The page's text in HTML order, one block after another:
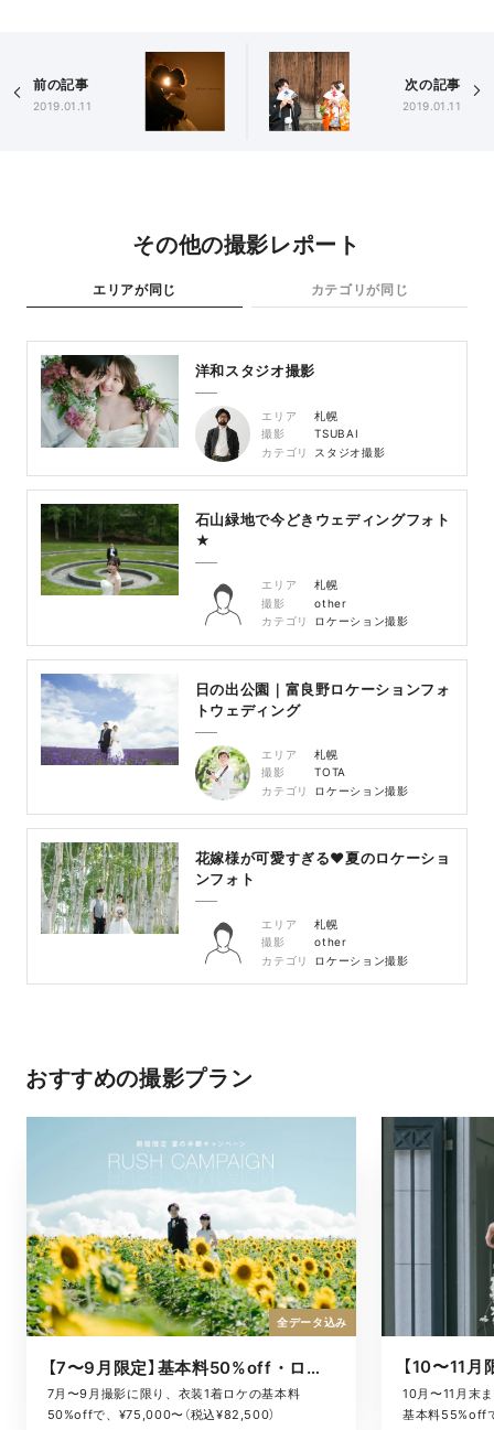
前の記事
2019.01.11
次の記事
2019.01.11
その他の撮影レポート
エリアが同じ カテゴリが同じ
洋和スタジオ撮影
エリア
札幌
撮影
TSUBAI
カテゴリ
スタジオ撮影
石山緑地で今どきウェディングフォト
★
エリア
札幌
撮影
other
カテゴリ
ロケーション撮影
日の出公園｜富良野ロケーションフォ
トウェディング
エリア
札幌
撮影
TOTA
カテゴリ
ロケーション撮影
花嫁様が可愛すぎる♥夏のロケーショ
ンフォト
エリア
札幌
撮影
other
カテゴリ
ロケーション撮影
おすすめの撮影プラン
【7〜9月限定】基本料50%off・ロケキャンペーン
7月〜9月撮影に限り、衣装1着ロケの基本料
50%offで、¥75,000〜（税込¥82,500）
全データ込み
10月〜11月末
基本料55%off